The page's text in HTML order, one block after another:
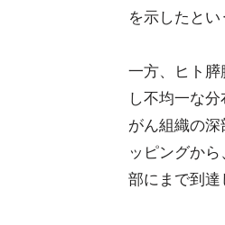
を示したとい
一方、ヒト膵
し不均一な
がん組織の
ッピングか
部にまで到達